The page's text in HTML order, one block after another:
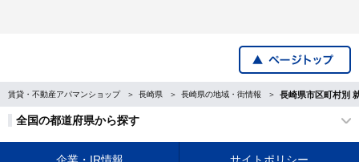
賃貸・不動産アパマンショップ 長崎県 長崎県の地域・街情報 長崎県市区町村別
全国の都道府県から探す